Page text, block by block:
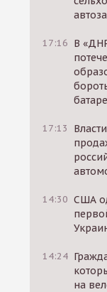
17:16 В
17:13
14:30 США
14:24
на